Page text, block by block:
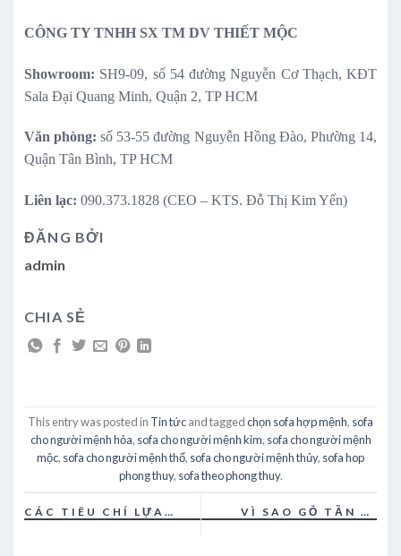
CÔNG TY TNHH SX TM DV THIẾT MỘC
Showroom: SH9-09, số 54 đường Nguyễn Cơ Thạch, KĐT
Sala Đại Quang Minh, Quận 2, TP HCM
Văn phòng: số 53-55 đường Nguyễn Hồng Đào, Phường 14,
Quận Tân Bình, TP HCM
Liên lạc: 090.373.1828 (CEO – KTS. Đỗ Thị Kim Yến)
ĐĂNG BỞI
admin
CHIA SẺ
This entry was posted in Tin tứcand taggedchọn sofa hợp mệnh, sofa
cho người mệnh hỏa, sofa cho người mệnh kim, sofa cho người mệnh
mộc, sofa cho người mệnh thổ, sofa cho người mệnh thủy, sofa hop
phong thuy, sofa theo phong thuy.
CÁC TIÊU CHÍ LỰA
VÌ SAO GỖ TẦN BÌ